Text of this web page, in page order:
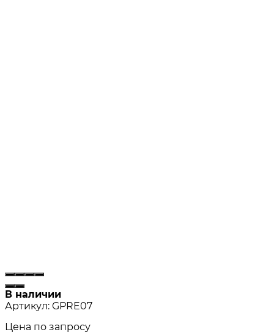
В наличии
Артикул: GPRE07
Цена по запросу